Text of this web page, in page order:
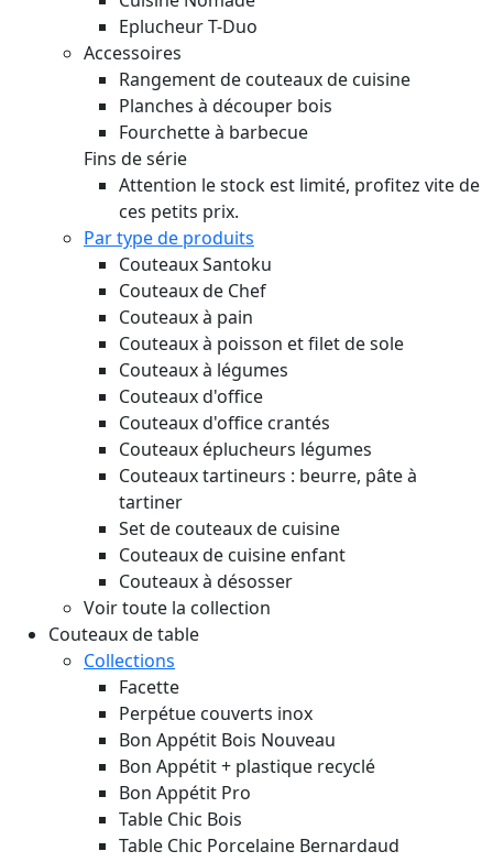
Eplucheur T-Duo
Accessoires
Rangement de couteaux de cuisine
Planches à découper bois
Fourchette à barbecue
Fins de série
Attention le stock est limité, profitez vite de
ces petits prix.
Par type de produits
Couteaux Santoku
Couteaux de Chef
Couteaux à pain
Couteaux à poisson et filet de sole
Couteaux à légumes
Couteaux d'office
Couteaux d'office crantés
Couteaux éplucheurs légumes
Couteaux tartineurs : beurre, pâte à
tartiner
Set de couteaux de cuisine
Couteaux de cuisine enfant
Couteaux à désosser
Voir toute la collection
Couteaux de table
Collections
Facette
Perpétue couverts inox
Bon Appétit Bois Nouveau
Bon Appétit + plastique recyclé
Bon Appétit Pro
Table Chic Bois
Table Chic Porcelaine Bernardaud